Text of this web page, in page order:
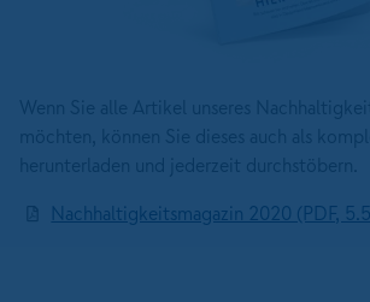
Nachhaltigkeitsmagazin 2020 (PDF,